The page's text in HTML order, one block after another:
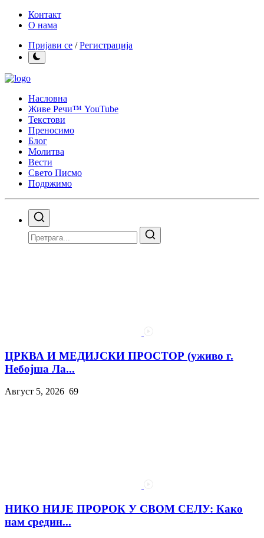
Контакт
О нама
Пријави се /Регистрација
Насловна
Живе Речи™ YouTube
Текстови
Преносимо
Блог
Молитва
Вести
Свето Писмо
Подржимо
ЦРКВА И МЕДИЈСКИ ПРОСТОР (уживо г.
Небојша Ла...
Август 5, 2026 69
НИКО НИЈЕ ПРОРОК У СВОМ СЕЛУ: Како
нам средин...